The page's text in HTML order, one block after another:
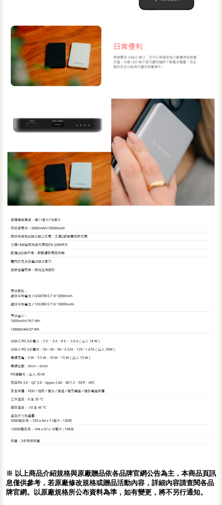
※ 以上商品介紹規格與原廠贈品依各品牌官網公告為主，本商品頁訊
息僅供參考，若原廠修改規格或贈品活動內容，詳細內容請查閱各品
牌官網。以原廠規格所公布資料為準，如有變更，將不另行通知。